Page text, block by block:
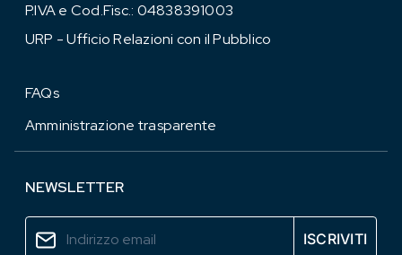
P.IVA e Cod.Fisc.: 04838391003
URP - Ufficio Relazioni con il Pubblico
FAQs
Amministrazione trasparente
NEWSLETTER